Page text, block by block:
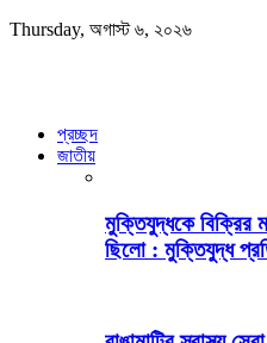
Thursday, অগাস্ট ৬, ২০২৬
প্রচ্ছদ
জাতীয়
মুক্তিযুদ্ধকে বিক্রির
ছিলো : মুক্তিযুদ্ধ